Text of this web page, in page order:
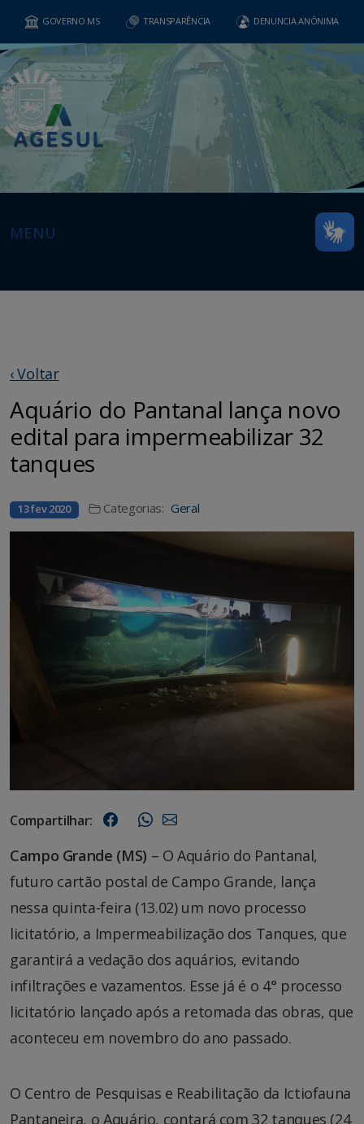
GOVERNO MS TRANSPARÊNCIA DENUNCIA ANÔNIMA
MENU
‹ Voltar
Aquário do Pantanal lança novo
edital para impermeabilizar 32
tanques
13 fev 2020 Categorias: Geral
Compartilhar:
Campo Grande (MS) – O Aquário do Pantanal,
futuro cartão postal de Campo Grande, lança
nessa quinta-feira (13.02) um novo processo
licitatório, a Impermeabilização dos Tanques, que
garantirá a vedação dos aquários, evitando
infiltrações e vazamentos. Esse já é o 4° processo
licitatório lançado após a retomada das obras, que
aconteceu em novembro do ano passado.
O Centro de Pesquisas e Reabilitação da Ictiofauna
Pantaneira, o Aquário, contará com 32 tanques (24